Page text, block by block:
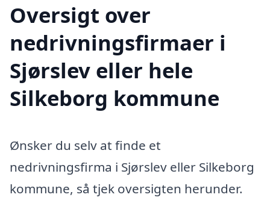
Oversigt over
nedrivningsfirmaer i
Sjørslev eller hele
Silkeborg kommune
Ønsker du selv at finde et
nedrivningsfirma i Sjørslev eller Silkeborg
kommune, så tjek oversigten herunder.